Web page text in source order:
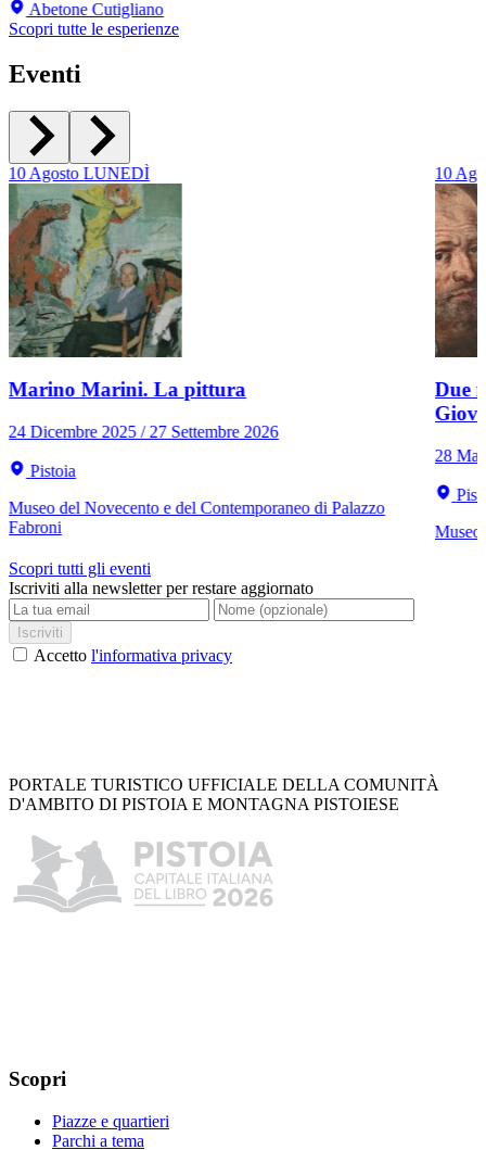
Abetone Cutigliano
Scopri tutte le esperienze
Eventi
10Agosto LUNEDÌ
Marino Marini. La pittura
24 Dicembre 2025 / 27 Settembre 2026
Pistoia
Museo del Novecento e del Contemporaneo di Palazzo
Fabroni
10
Due
28
Museo
Scopri tutti gli eventi
Iscriviti alla newsletter per restare aggiornato
Iscriviti
Accetto l'informativa privacy
PORTALE TURISTICO UFFICIALE DELLA COMUNITÀ
D'AMBITO DI PISTOIA E MONTAGNA PISTOIESE
Scopri
Piazze e quartieri
Parchi a tema